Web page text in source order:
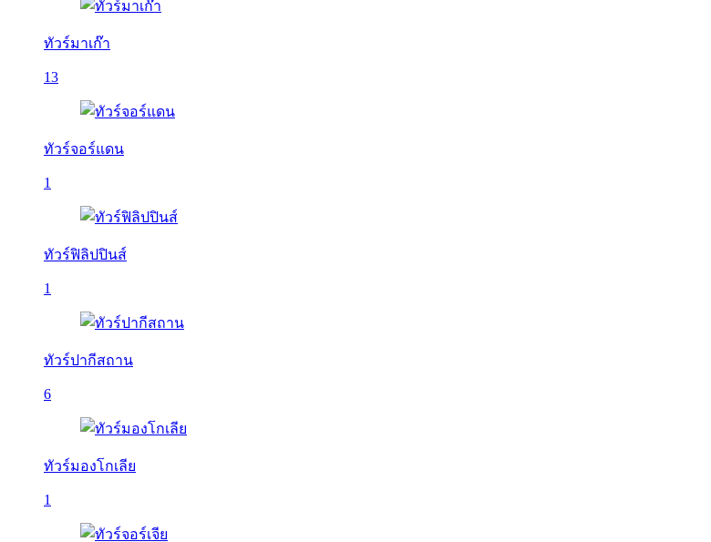
ทัวร์มาเก๊า
13
ทัวร์จอร์แดน
1
ทัวร์ฟิลิปปินส์
1
ทัวร์ปากีสถาน
6
ทัวร์มองโกเลีย
1